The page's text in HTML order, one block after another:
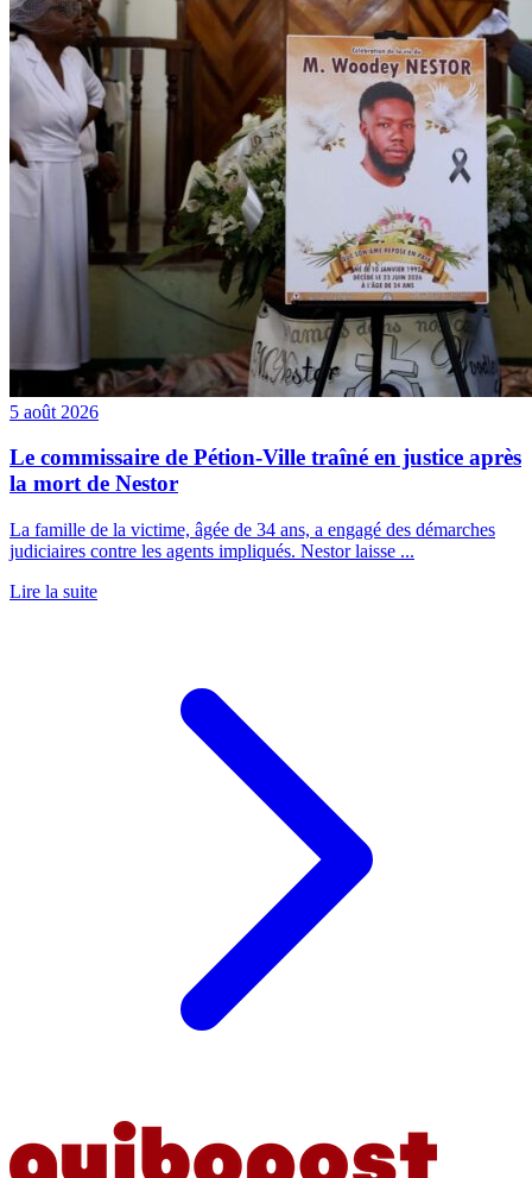
5 août 2026
Le commissaire de Pétion-Ville traîné en justice après
la mort de Nestor
La famille de la victime, âgée de 34 ans, a engagé des démarches
judiciaires contre les agents impliqués. Nestor laisse ...
Lire la suite